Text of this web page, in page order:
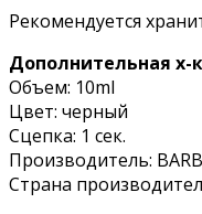
Рекомендуется
Дополнительная х-
Объем: 10ml
Цвет: черный
Сцепка: 1 сек.
Производитель:
Страна